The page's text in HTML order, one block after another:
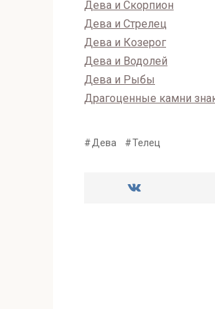
Дева и Скорпион
Дева и Стрелец
Дева и Козерог
Дева и Водолей
Дева и Рыбы
Драгоценные камни
Дева Телец